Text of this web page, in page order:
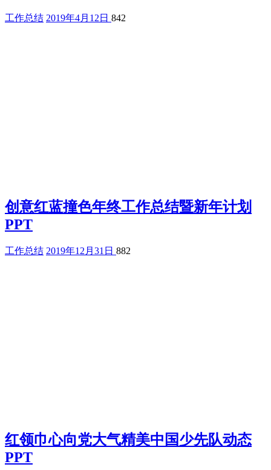
工作总结 2019年4月12日 842
创意红蓝撞色年终工作总结暨新年计划
PPT
工作总结 2019年12月31日 882
红领巾心向党大气精美中国少先队动态
PPT